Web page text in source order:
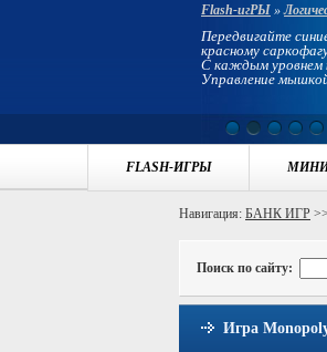
Flash-игРЫ »
Передвигайте
красному
С каждым уровнем
Управление
FLASH-ИГРЫ
Навигация: БАНК ИГР >>
Поиск по сайту:
Игра